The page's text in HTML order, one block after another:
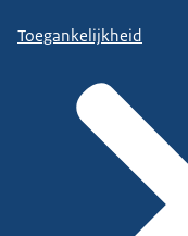
Toegankelijkheid